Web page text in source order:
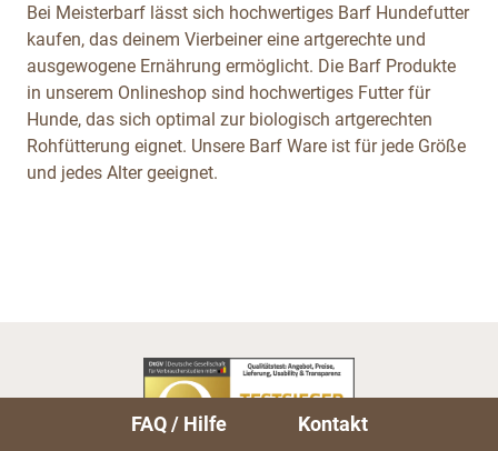
Bei Meisterbarf lässt sich hochwertiges Barf Hundefutter
kaufen, das deinem Vierbeiner eine artgerechte und
ausgewogene Ernährung ermöglicht. Die Barf Produkte
in unserem Onlineshop sind hochwertiges Futter für
Hunde, das sich optimal zur biologisch artgerechten
Rohfütterung eignet. Unsere Barf Ware ist für jede Größe
und jedes Alter geeignet.
FAQ / Hilfe Kontakt